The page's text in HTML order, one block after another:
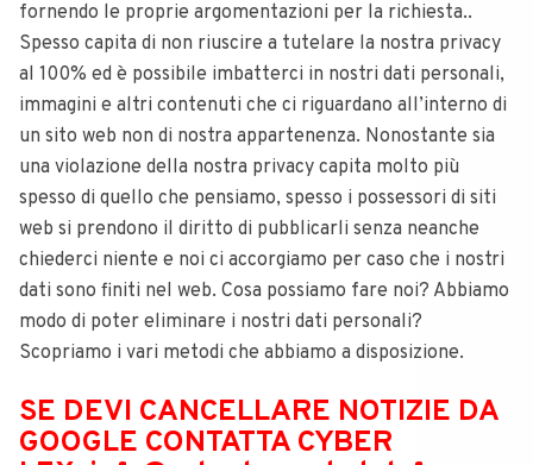
fornendo le proprie argomentazioni per la richiesta..
Spesso capita di non riuscire a tutelare la nostra privacy
al 100% ed è possibile imbatterci in nostri dati personali,
immagini e altri contenuti che ci riguardano all’interno di
un sito web non di nostra appartenenza. Nonostante sia
una violazione della nostra privacy capita molto più
spesso di quello che pensiamo, spesso i possessori di siti
web si prendono il diritto di pubblicarli senza neanche
chiederci niente e noi ci accorgiamo per caso che i nostri
dati sono finiti nel web. Cosa possiamo fare noi? Abbiamo
modo di poter eliminare i nostri dati personali?
Scopriamo i vari metodi che abbiamo a disposizione.
SE DEVI CANCELLARE NOTIZIE DA
GOOGLE CONTATTA CYBER